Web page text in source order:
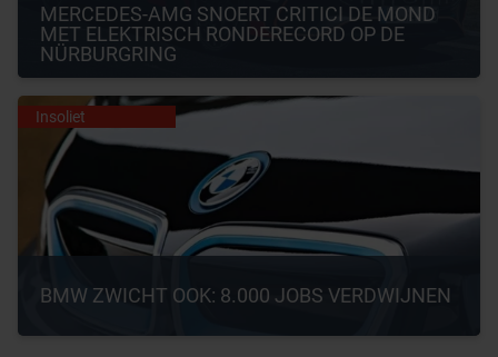
MERCEDES-AMG SNOERT CRITICI DE MOND
MET ELEKTRISCH RONDERECORD OP DE
NÜRBURGRING
Insoliet
BMW ZWICHT OOK: 8.000 JOBS VERDWIJNEN